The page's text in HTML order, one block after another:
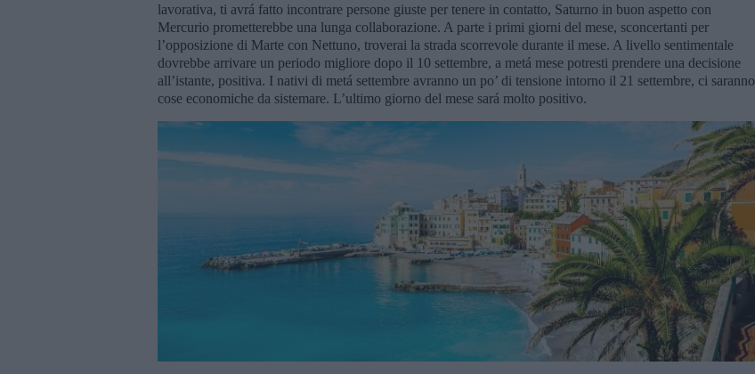
lavorativa, ti avrá fatto incontrare persone giuste per tenere in contatto, Saturno in buon aspetto con
Mercurio prometterebbe una lunga collaborazione. A parte i primi giorni del mese, sconcertanti per
l’opposizione di Marte con Nettuno, troverai la strada scorrevole durante il mese. A livello sentimentale
dovrebbe arrivare un periodo migliore dopo il 10 settembre, a metá mese potresti prendere una decisione
all’istante, positiva. I nativi di metá settembre avranno un po’ di tensione intorno il 21 settembre, ci saranno
cose economiche da sistemare. L’ultimo giorno del mese sará molto positivo.